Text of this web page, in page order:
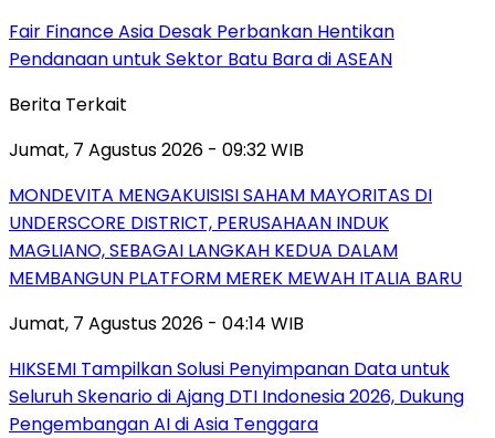
Fair Finance Asia Desak Perbankan Hentikan
Pendanaan untuk Sektor Batu Bara di ASEAN
Berita Terkait
Jumat, 7 Agustus 2026 - 09:32 WIB
MONDEVITA MENGAKUISISI SAHAM MAYORITAS DI
UNDERSCORE DISTRICT, PERUSAHAAN INDUK
MAGLIANO, SEBAGAI LANGKAH KEDUA DALAM
MEMBANGUN PLATFORM MEREK MEWAH ITALIA BARU
Jumat, 7 Agustus 2026 - 04:14 WIB
HIKSEMI Tampilkan Solusi Penyimpanan Data untuk
Seluruh Skenario di Ajang DTI Indonesia 2026, Dukung
Pengembangan AI di Asia Tenggara